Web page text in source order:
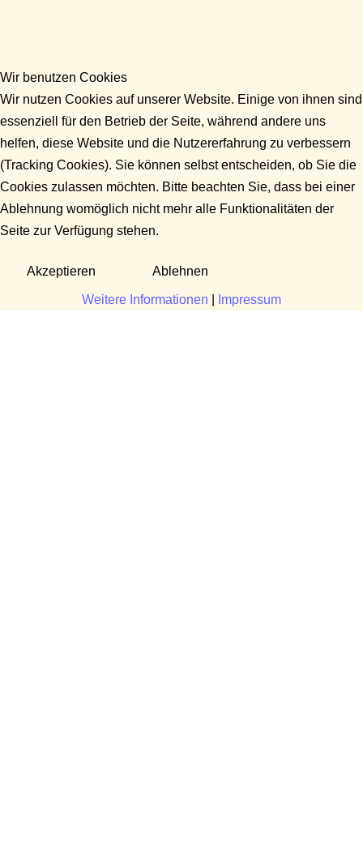
Wir benutzen Cookies
Wir nutzen Cookies auf unserer Website. Einige von ihnen sind
essenziell für den Betrieb der Seite, während andere uns
helfen, diese Website und die Nutzererfahrung zu verbessern
(Tracking Cookies). Sie können selbst entscheiden, ob Sie die
Cookies zulassen möchten. Bitte beachten Sie, dass bei einer
Ablehnung womöglich nicht mehr alle Funktionalitäten der
Seite zur Verfügung stehen.
Akzeptieren Ablehnen
Weitere Informationen Impressum